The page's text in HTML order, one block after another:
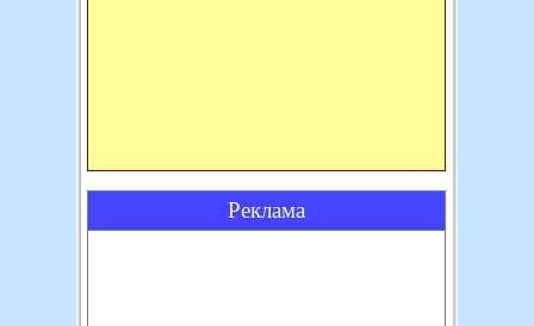
Реклама